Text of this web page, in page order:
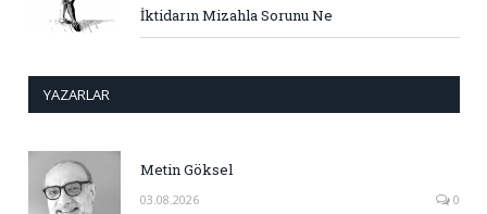
İktidarın Mizahla Sorunu Ne
YAZARLAR
Metin Göksel
03.08.2026 0